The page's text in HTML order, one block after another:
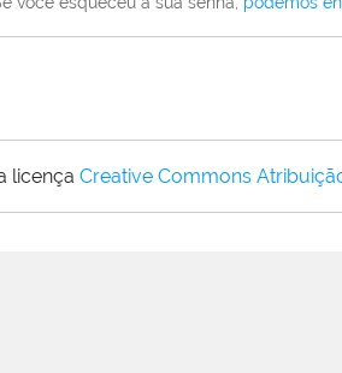
licença Creative Commons